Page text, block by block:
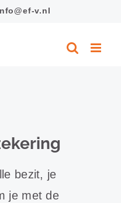
v.nl
bezit, je
je met de